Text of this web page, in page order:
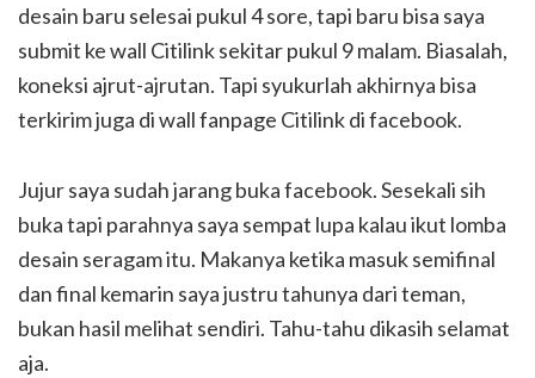
desain baru selesai pukul 4 sore, tapi baru bisa saya
submit ke wall Citilink sekitar pukul 9 malam. Biasalah,
koneksi ajrut-ajrutan. Tapi syukurlah akhirnya bisa
terkirim juga di wall fanpage Citilink di facebook.
Jujur saya sudah jarang buka facebook. Sesekali sih
buka tapi parahnya saya sempat lupa kalau ikut lomba
desain seragam itu. Makanya ketika masuk semifinal
dan final kemarin saya justru tahunya dari teman,
bukan hasil melihat sendiri. Tahu-tahu dikasih selamat
aja.